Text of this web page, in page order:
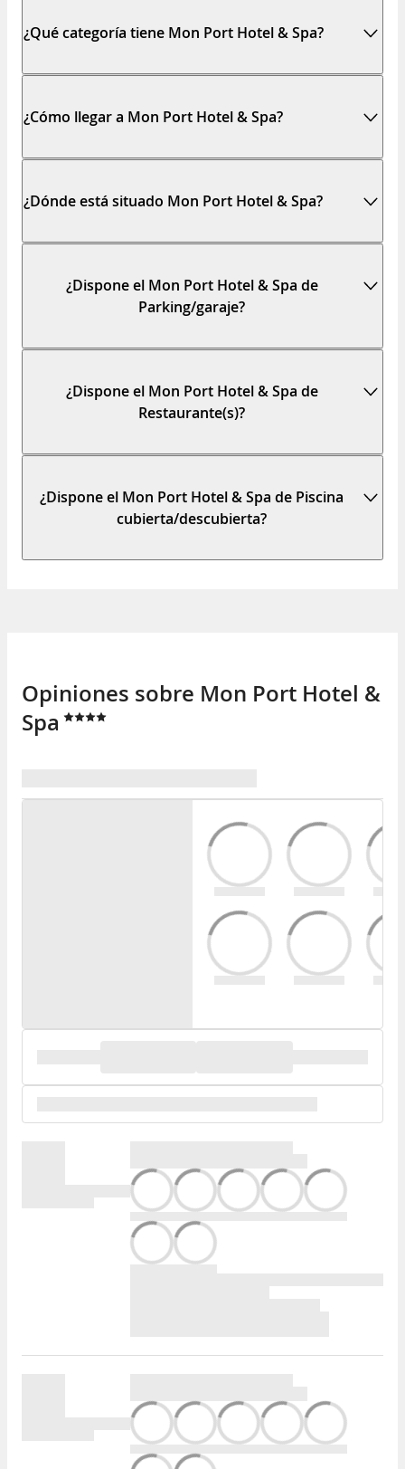
¿Qué categoría tiene Mon Port Hotel & Spa?
¿Cómo llegar a Mon Port Hotel & Spa?
¿Dónde está situado Mon Port Hotel & Spa?
¿Dispone el Mon Port Hotel & Spa de
Parking/garaje?
¿Dispone el Mon Port Hotel & Spa de
Restaurante(s)?
¿Dispone el Mon Port Hotel & Spa de Piscina
cubierta/descubierta?
Opiniones sobre Mon Port Hotel &
Spa